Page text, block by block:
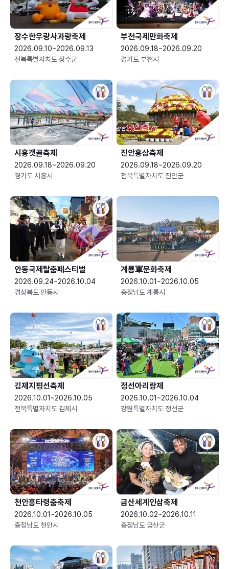
장수한우랑사과랑축제
2026.09.10~2026.09.13
전북특별자치도 장수군
부천국제만화축제
2026.09.18~2026.09.20
경기도 부천시
시흥갯골축제
2026.09.18~2026.09.20
경기도 시흥시
진안홍삼축제
2026.09.18~2026.09.20
전북특별자치도 진안군
안동국제탈춤페스티벌
2026.09.24~2026.10.04
경상북도 안동시
2026.10.01~2026.10.05
충청남도 계룡시
김제지평선축제
2026.10.01~2026.10.05
전북특별자치도 김제시
정선아리랑제
2026.10.01~2026.10.04
강원특별자치도 정선군
천안흥타령춤축제
2026.10.01~2026.10.05
충청남도 천안시
금산세계인삼축제
2026.10.02~2026.10.11
충청남도 금산군